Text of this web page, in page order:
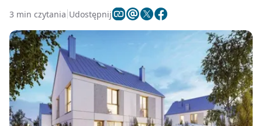
3 min czytania Udostępnij